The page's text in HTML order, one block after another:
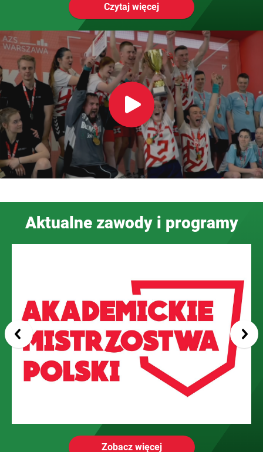
Czytaj więcej
Aktualne zawody i programy
Zobacz więcej